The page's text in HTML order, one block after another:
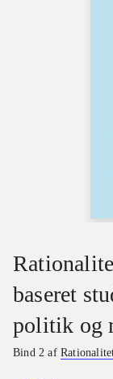
baseret
politik og
Bind 2 af